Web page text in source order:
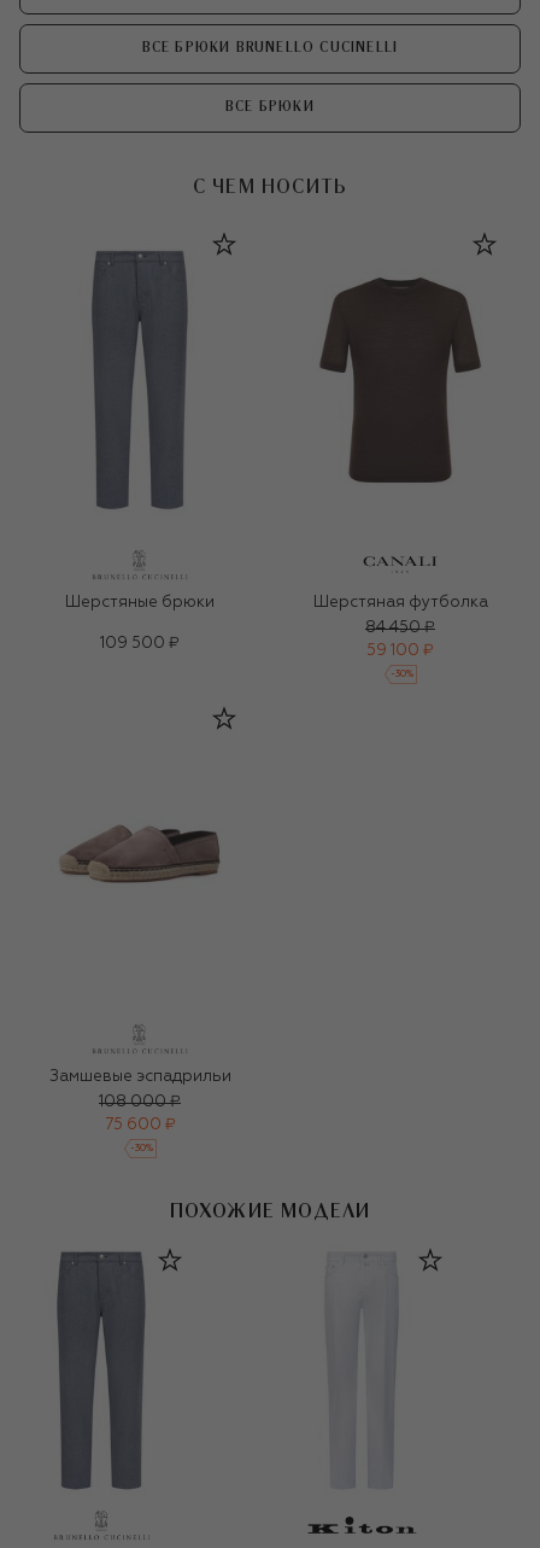
ВСЕ БРЮКИ BRUNELLO CUCINELLI
ВСЕ БРЮКИ
С ЧЕМ НОСИТЬ
Шерстяные брюки
109 500 ₽
Шерстяная футболка
84 450 ₽
59 100 ₽
-30%
Замшевые эспадрильи
108 000 ₽
75 600 ₽
-30%
ПОХОЖИЕ МОДЕЛИ